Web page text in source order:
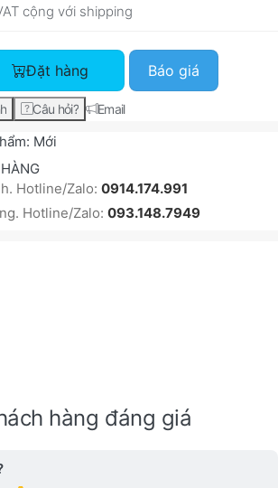
cộng với shipping
Photocopy Fujifilm Apeos 4570cpsttm
Đặt hàng Báo giá
Câu hỏi? Email
Mới
Hotline/Zalo: 0914.174.991
Hotline/Zalo: 093.148.7949
hàng đáng giá